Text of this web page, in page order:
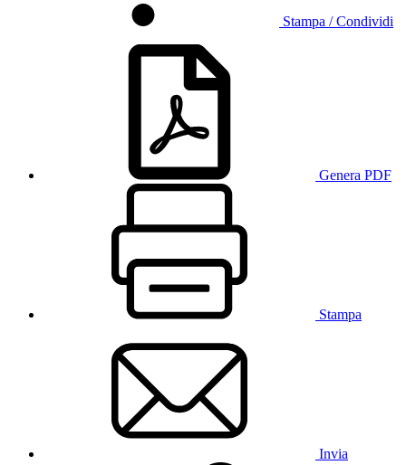
Stampa / Condividi
Genera PDF
Stampa
Invia